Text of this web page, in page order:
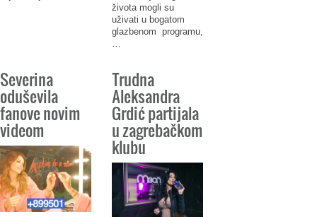
života mogli su
uživati u bogatom
glazbenom programu,
…
Severina
oduševila
fanove novim
videom
Trudna
Aleksandra
Grdić partijala
u zagrebačkom
klubu